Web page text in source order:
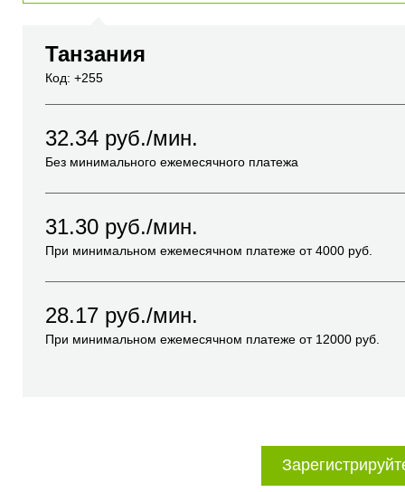
Танзания
Код: +255
32.34 руб./мин.
Без минимального ежемесячного платежа
31.30 руб./мин.
При минимальном ежемесячном платеже от4000 руб.
28.17 руб./мин.
При минимальном ежемесячном платеже от 12000 руб.